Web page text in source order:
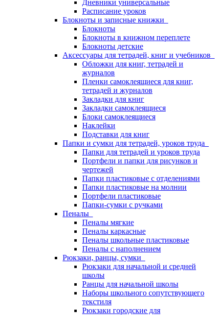
Дневники универсальные
Расписание уроков
Блокноты и записные книжки
Блокноты
Блокноты в книжном переплете
Блокноты детские
Аксессуары для тетрадей, книг и учебников
Обложки для книг, тетрадей и
журналов
Пленки самоклеящиеся для книг,
тетрадей и журналов
Закладки для книг
Закладки самоклеящиеся
Блоки самоклеящиеся
Наклейки
Подставки для книг
Папки и сумки для тетрадей, уроков труда
Папки для тетрадей и уроков труда
Портфели и папки для рисунков и
чертежей
Папки пластиковые с отделениями
Папки пластиковые на молнии
Портфели пластиковые
Папки-сумки с ручками
Пеналы
Пеналы мягкие
Пеналы каркасные
Пеналы школьные пластиковые
Пеналы с наполнением
Рюкзаки, ранцы, сумки
Рюкзаки для начальной и средней
школы
Ранцы для начальной школы
Наборы школьного сопутствующего
текстиля
Рюкзаки городские для